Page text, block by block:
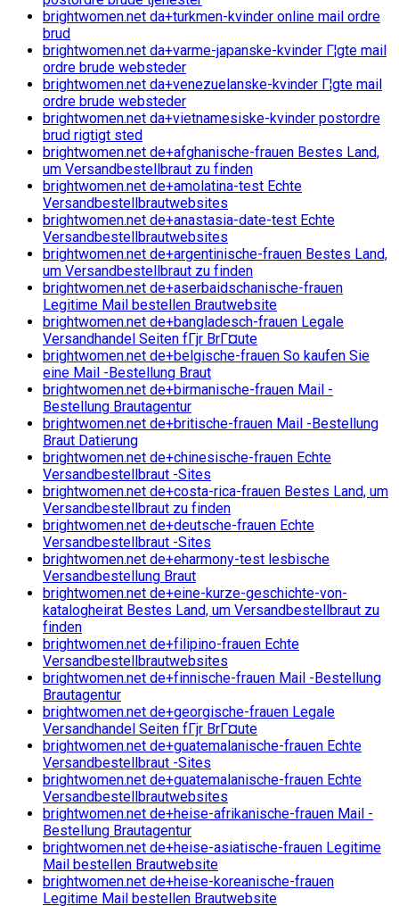
brightwomen.net da+turkmen-kvinder online mail ordre
brud
brightwomen.net da+varme-japanske-kvinder Г¦gte mail
ordre brude websteder
brightwomen.net da+venezuelanske-kvinder Г¦gte mail
ordre brude websteder
brightwomen.net da+vietnamesiske-kvinder postordre
brud rigtigt sted
brightwomen.net de+afghanische-frauen Bestes Land,
um Versandbestellbraut zu finden
brightwomen.net de+amolatina-test Echte
Versandbestellbrautwebsites
brightwomen.net de+anastasia-date-test Echte
Versandbestellbrautwebsites
brightwomen.net de+argentinische-frauen Bestes Land,
um Versandbestellbraut zu finden
brightwomen.net de+aserbaidschanische-frauen
Legitime Mail bestellen Brautwebsite
brightwomen.net de+bangladesch-frauen Legale
Versandhandel Seiten fГјr BrГ¤ute
brightwomen.net de+belgische-frauen So kaufen Sie
eine Mail -Bestellung Braut
brightwomen.net de+birmanische-frauen Mail -
Bestellung Brautagentur
brightwomen.net de+britische-frauen Mail -Bestellung
Braut Datierung
brightwomen.net de+chinesische-frauen Echte
Versandbestellbraut -Sites
brightwomen.net de+costa-rica-frauen Bestes Land, um
Versandbestellbraut zu finden
brightwomen.net de+deutsche-frauen Echte
Versandbestellbraut -Sites
brightwomen.net de+eharmony-test lesbische
Versandbestellung Braut
brightwomen.net de+eine-kurze-geschichte-von-
katalogheirat Bestes Land, um Versandbestellbraut zu
finden
brightwomen.net de+filipino-frauen Echte
Versandbestellbrautwebsites
brightwomen.net de+finnische-frauen Mail -Bestellung
Brautagentur
brightwomen.net de+georgische-frauen Legale
Versandhandel Seiten fГјr BrГ¤ute
brightwomen.net de+guatemalanische-frauen Echte
Versandbestellbraut -Sites
brightwomen.net de+guatemalanische-frauen Echte
Versandbestellbrautwebsites
brightwomen.net de+heise-afrikanische-frauen Mail -
Bestellung Brautagentur
brightwomen.net de+heise-asiatische-frauen Legitime
Mail bestellen Brautwebsite
brightwomen.net de+heise-koreanische-frauen
Legitime Mail bestellen Brautwebsite